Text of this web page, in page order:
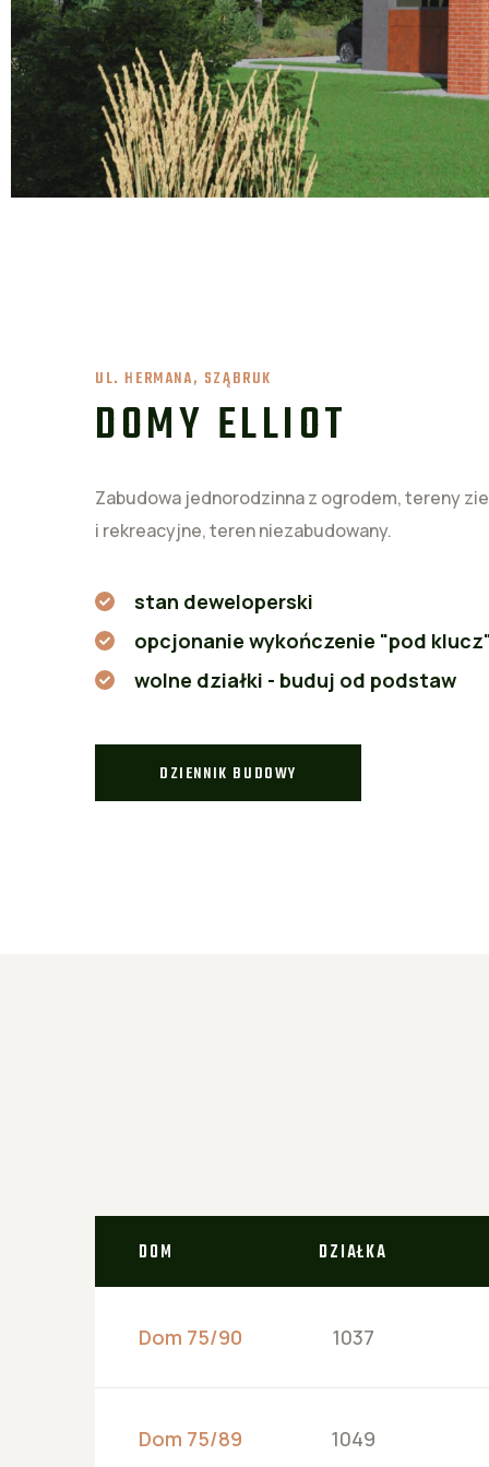
UL. HERMANA, SZĄBRUK
DOMY ELLIOT
Zabudowa jednorodzinna z ogrodem, tereny
i rekreacyjne, teren niezabudowany.
stan deweloperski
opcjonanie wykończenie "pod
wolne działki - buduj od podstaw
DZIENNIK BUDOWY
DOM DZIAŁKA
Dom 75/90 1037
Dom 75/89 1049